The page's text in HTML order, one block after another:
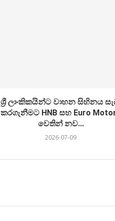
ශ්‍රී ලාංකිකයින්ට වාහන සිහිනය
කරගැනීමට HNB සහ Euro
වෙතින් නව...
2026-07-09